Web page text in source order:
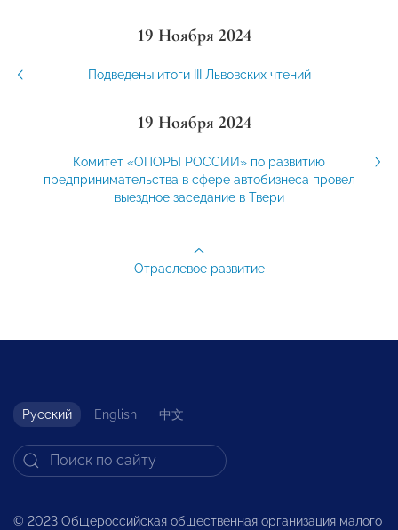
19 Ноября 2024
Подведены итоги III Львовских чтений
19 Ноября 2024
Комитет «ОПОРЫ РОССИИ» по развитию
предпринимательства в сфере автобизнеса провел
выездное заседание в Твери
Отраслевое развитие
Русский English 中文
© 2023 Общероссийская общественная организация малого